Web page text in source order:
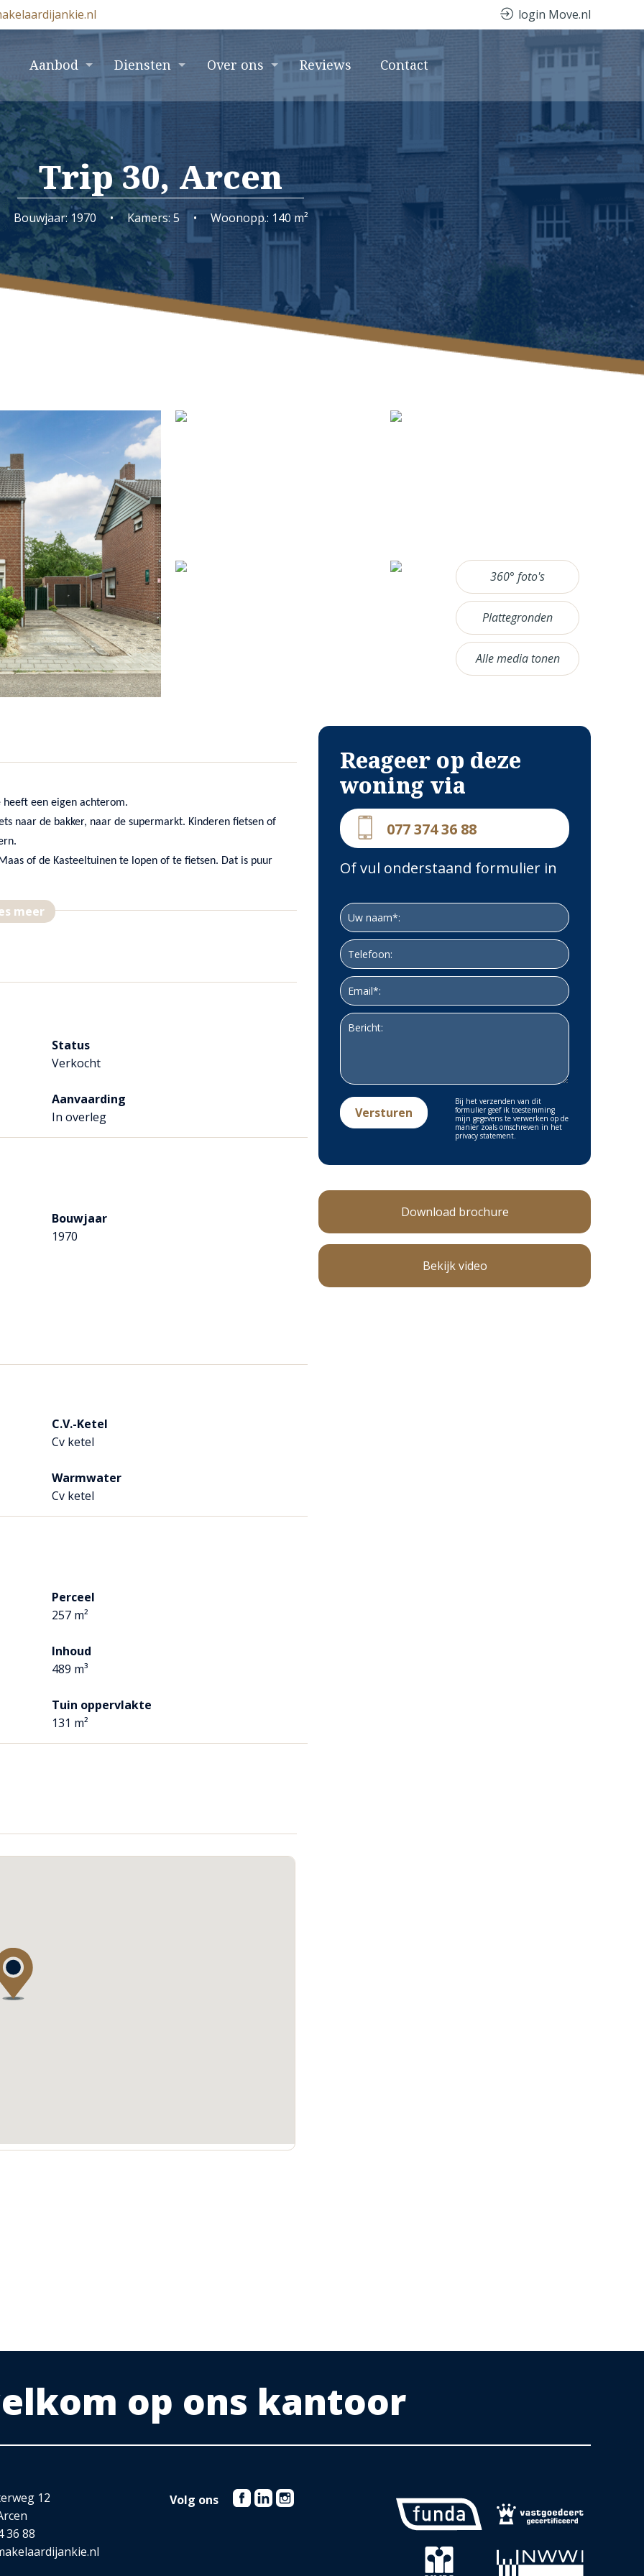
login Move.nl
Aanbod Diensten Over ons Reviews Contact
Trip 30, Arcen
Bouwjaar: 1970 • Kamers: 5 • Woonopp.: 140 m²
360° foto's
Plattegronden
Alle media tonen
een eigen achterom.
naar de bakker, naar de supermarkt. Kinderen fietsen of
of de Kasteeltuinen te lopen of te fietsen. Dat is puur
Met de bus naar Venlo of Nijmegen kan nagenoeg ieder half
naar de ruime woonkamer.
om te vertoeven.
De doucheruimte is heel handig voor degene die direct
slaapkamer.
natuur
onjuistheid of anderszins, dan wel de
zijn indicatief. Eventuele bijgesloten
afwijken van de werkelijke situatie.
meer
Status
Verkocht
Aanvaarding
In overleg
Bouwjaar
1970
C.V.-Ketel
Cv ketel
Warmwater
Cv ketel
Perceel
257 m²
Inhoud
489 m³
Tuin oppervlakte
131 m²
Reageer op deze
woning via
077 374 36 88
Of vul onderstaand formulier in
Bij het verzenden van dit
formulier geef ik toestemming
mijn gegevens te verwerken op de
manier zoals omschreven in het
privacy statement.
Download brochure
Bekijk video
op ons kantoor
12
36 88
Volg ons